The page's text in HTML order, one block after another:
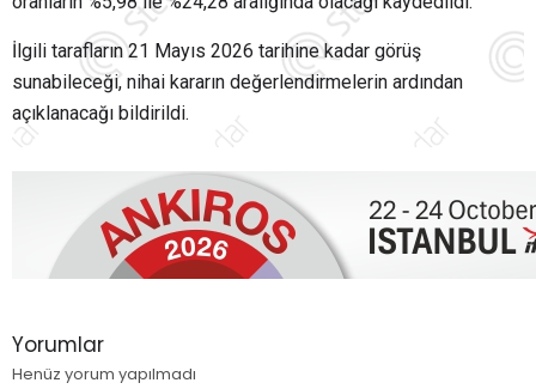
İlgili tarafların 21 Mayıs 2026 tarihine kadar görüş
sunabileceği, nihai kararın değerlendirmelerin ardından
açıklanacağı bildirildi.
Yorumlar
Henüz yorum yapılmadı